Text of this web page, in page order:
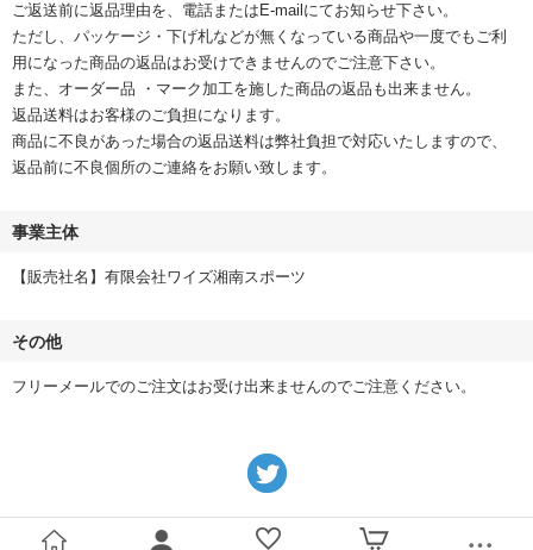
ご返送前に返品理由を、電話またはE-mailにてお知らせ下さい。
ただし、パッケージ・下げ札などが無くなっている商品や一度でもご利
用になった商品の返品はお受けできませんのでご注意下さい。
また、オーダー品 ・マーク加工を施した商品の返品も出来ません。
返品送料はお客様のご負担になります。
商品に不良があった場合の返品送料は弊社負担で対応いたしますので、
返品前に不良個所のご連絡をお願い致します。
事業主体
【販売社名】有限会社ワイズ湘南スポーツ
その他
フリーメールでのご注文はお受け出来ませんのでご注意ください。